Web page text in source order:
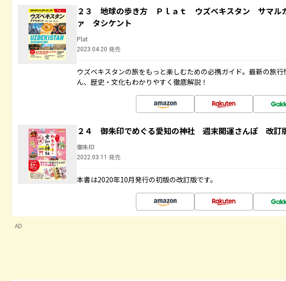
２３ 地球の歩き方 Ｐｌａｔ ウズベキスタン サマ
ァ タシケント
Plat
2023.04.20 発売
ウズベキスタンの旅をもっと楽しむための必携ガイド。最新の旅
ん、歴史・文化もわかりやすく徹底解説！
２４ 御朱印でめぐる愛知の神社 週末開運さんぽ 改訂
御朱印
2022.03.11 発売
本書は2020年10月発行の初版の改訂版です。
AD